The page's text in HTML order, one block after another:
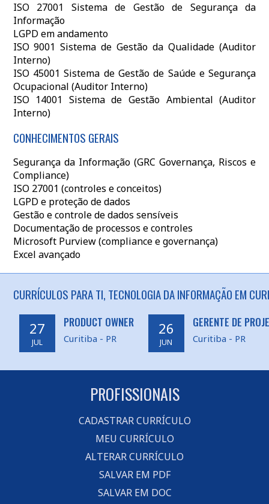
ISO 27001 Sistema de Gestão de Segurança da
Informação
LGPD em andamento
ISO 9001 Sistema de Gestão da Qualidade (Auditor
Interno)
ISO 45001 Sistema de Gestão de Saúde e Segurança
Ocupacional (Auditor Interno)
ISO 14001 Sistema de Gestão Ambiental (Auditor
Interno)
CONHECIMENTOS GERAIS
Segurança da Informação (GRC Governança, Riscos e
Compliance)
ISO 27001 (controles e conceitos)
LGPD e proteção de dados
Gestão e controle de dados sensíveis
Documentação de processos e controles
Microsoft Purview (compliance e governança)
Excel avançado
CURRÍCULOS PARA TI, TECNOLOGIA DA INFORMAÇÃO EM
27
JUL
PRODUCT OWNER
Curitiba - PR
26
JUN
GERENTE DE
Curitiba - PR
PROFISSIONAIS
CADASTRAR CURRÍCULO
MEU CURRÍCULO
ALTERAR CURRÍCULO
SALVAR EM PDF
SALVAR EM DOC